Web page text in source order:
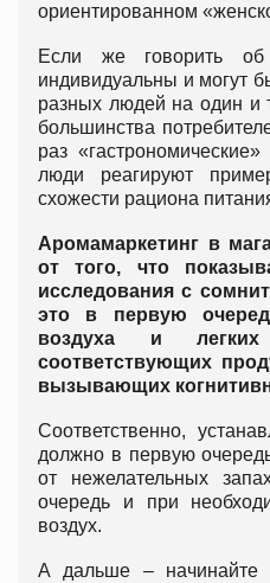
ориентированном
Если же говорить
индивидуальны и могут
разных людей на один и
большинства
раз
люди реагируют
схожести рациона
Аромамаркетинг в
от того, что
исследования с
это в первую
воздуха и легких
соответствующих
вызывающих
Соответственно,
должно в первую
от нежелательных
очередь и при
воздух.
А дальше – начинайте